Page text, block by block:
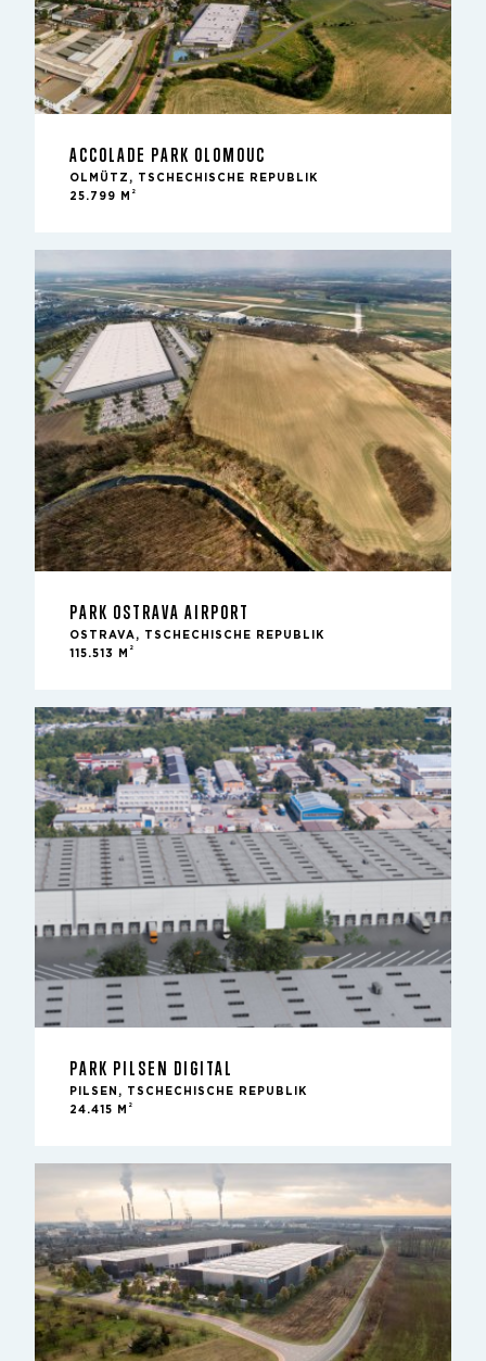
ACCOLADE PARK OLOMOUC
OLMÜTZ, TSCHECHISCHE REPUBLIK
25.799 M
2
PARK OSTRAVA AIRPORT
OSTRAVA, TSCHECHISCHE REPUBLIK
115.513 M
2
PARK PILSEN DIGITAL
PILSEN, TSCHECHISCHE REPUBLIK
24.415 M
2